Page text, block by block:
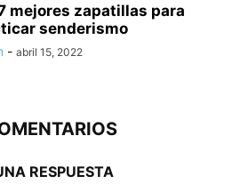
mejores zapatillas para
senderismo
- abril 15, 2022
RESPUESTA